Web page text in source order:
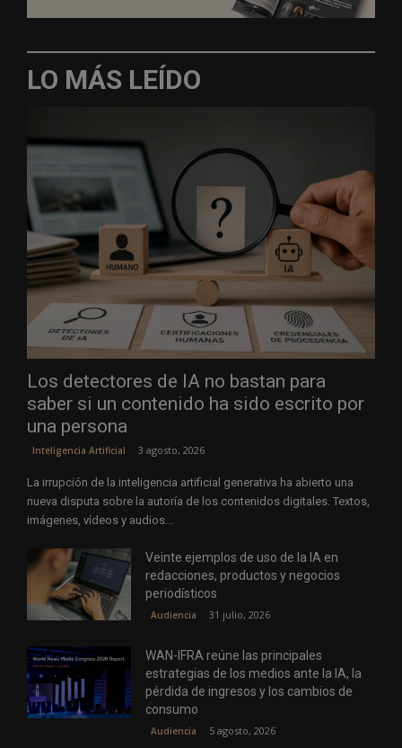
LO MÁS LEÍDO
Los detectores de IA no bastan para
saber si un contenido ha sido escrito por
una persona
Inteligencia Artificial 3 agosto, 2026
La irrupción de la inteligencia artificial generativa ha abierto una
nueva disputa sobre la autoría de los contenidos digitales. Textos,
imágenes, vídeos y audios...
Veinte ejemplos de uso de la IA en
redacciones, productos y negocios
periodísticos
Audiencia 31 julio, 2026
WAN-IFRA reúne las principales
estrategias de los medios ante la IA, la
pérdida de ingresos y los cambios de
consumo
Audiencia 5 agosto, 2026